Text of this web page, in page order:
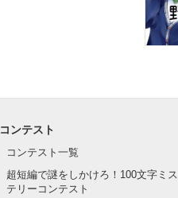
コンテスト
コンテスト一覧
超短編で謎をしかけろ！100文字ミス
テリーコンテスト